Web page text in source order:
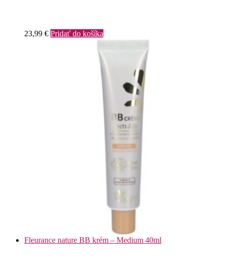
23,99 € Pridať do košíka
Fleurance nature BB krém – Medium 40ml